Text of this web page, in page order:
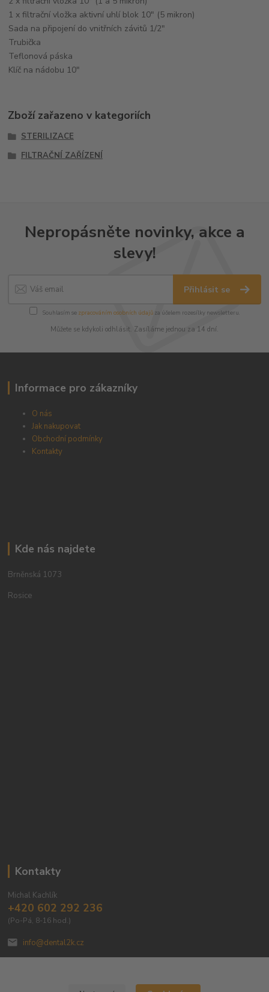
1 x filtrační vložka aktivní uhlí blok 10" (5 mikron)
Sada na připojení do vnitřních závitů 1/2"
Trubička
Teflonová páska
Klíč na nádobu 10"
Zboží zařazeno v kategoriích
STERILIZACE
FILTRAČNÍ ZAŘÍZENÍ
Nepropásněte novinky, akce a
slevy!
Přihlásit se
Souhlasím se zpracováním osobních údajůza účelem rozesílky newsletteru.
Můžete se kdykoli odhlásit. Zasíláme jednou za 14 dní.
Informace pro zákazníky
O nás
Jak nakupovat
Obchodní podmínky
Kontakty
Kde nás najdete
Brněnská 1073
Rosice
Kontakty
Michal Kachlík
+420 602 292 236
(Po-Pá, 8-16 hod.)
info@dental2k.cz